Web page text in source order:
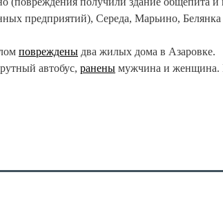
предприятий), Середа, Марьино,
повреждены два жилых дома в Азаровке.
автобус, ранены мужчина и женщина.